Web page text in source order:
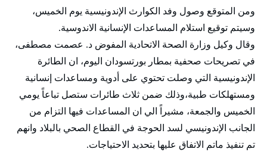
ومن المتوقع وصول وفد الكوارث الإندونيسية يوم الخميس،
وسيتم توقيع استلام المساعدات الإنسانية الاندوسية.
وقال وكيل وزارة الصحة الاتحادية المفوض د. عصمت مصطفى،
في تصريحات صحفية بمطار بورتسودان اليوم، ان الطائرة
الإندونيسية التي وصلت تحتوي على أدوية ومساعدات إنسانية
ومستهلكات طبية،وذلك ضمن ثلاث طائرات ستصل تباعاً يومي
الخميس والجمعة، مشيراً الي ان المساعدات فيها التزام من
الجانب الإندونيسي لسد الحوجة في القطاع الصحي بالبلاد وانهم
تم تنفيذ ماتم الاتفاق عليها بتحديد الاحتياجات.